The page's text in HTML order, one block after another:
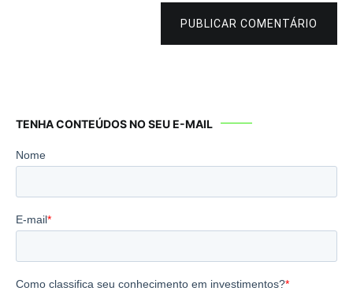
PUBLICAR COMENTÁRIO
TENHA CONTEÚDOS NO SEU E-MAIL